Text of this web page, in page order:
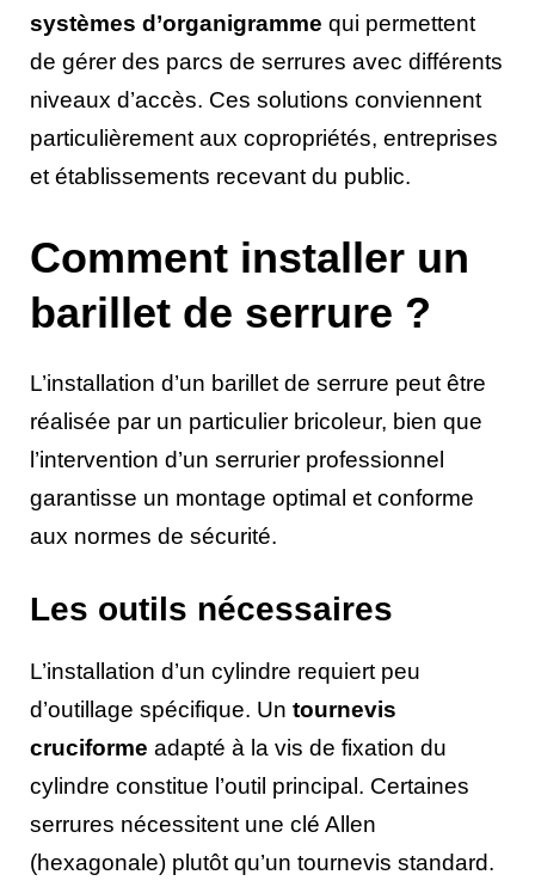
systèmes d’organigramme qui permettent
de gérer des parcs de serrures avec différents
niveaux d’accès. Ces solutions conviennent
particulièrement aux copropriétés, entreprises
et établissements recevant du public.
Comment installer un
barillet de serrure ?
L’installation d’un barillet de serrure peut être
réalisée par un particulier bricoleur, bien que
l’intervention d’un serrurier professionnel
garantisse un montage optimal et conforme
aux normes de sécurité.
Les outils nécessaires
L’installation d’un cylindre requiert peu
d’outillage spécifique. Un tournevis
cruciforme adapté à la vis de fixation du
cylindre constitue l’outil principal. Certaines
serrures nécessitent une clé Allen
(hexagonale) plutôt qu’un tournevis standard.